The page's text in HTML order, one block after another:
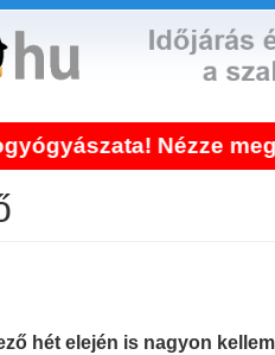
Nézze meg miért!
hét elején is nagyon